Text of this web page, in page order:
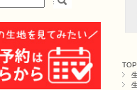
TOP